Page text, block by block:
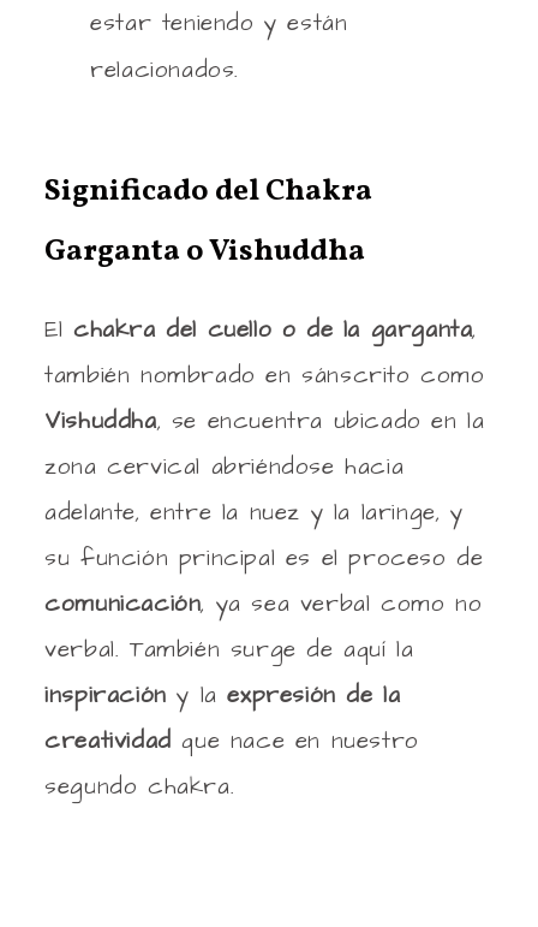
estar teniendo y están
relacionados.
Significado del Chakra
Garganta o Vishuddha
Elchakra del cuello o de la garganta,
también nombrado en sánscrito como
Vishuddha, se encuentra ubicado en la
zona cervical abriéndose hacia
adelante, entre la nuez y la laringe, y
su función principal es el proceso de
comunicación, ya sea verbal como no
verbal. También surge de aquí la
inspiracióny laexpresión de la
creatividad que nace en nuestro
segundo chakra.